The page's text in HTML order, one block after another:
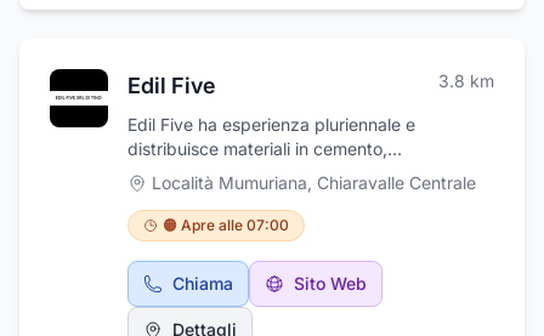
Edil Five 3.8 km
Edil Five ha esperienza pluriennale e
distribuisce materiali in cemento,
calcestruzzo, sabbie, materiale ferroso e tutto
ciò che può essere utilizzato nel settore delle
costruzioni. I nostri clienti sono imprese edili,
fabbri, serramentisti, falegnami e ditte che si
occupano di manutenzione e costruzioni civili.
Località Mumuriana, Chiaravalle Centrale
🟠 Apre alle 07:00
Chiama Sito Web
Dettagli